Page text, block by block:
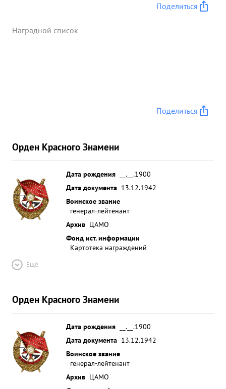
Поделиться
Наградной список
Поделиться
Орден Красного Знамени
Дата рождения
__.__.1900
Дата документа 13.12.1942
Воинское звание
генерал-лейтенант
Архив ЦАМО
Фонд ист. информации
Картотека награждений
Ещё
Орден Красного Знамени
Дата рождения
__.__.1900
Дата документа 13.12.1942
Воинское звание
генерал-лейтенант
Архив ЦАМО